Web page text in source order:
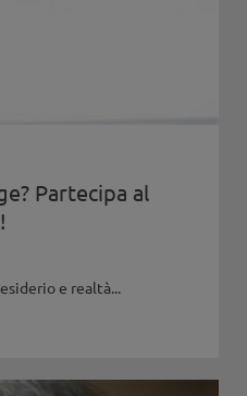
Partecipa al
e realtà...